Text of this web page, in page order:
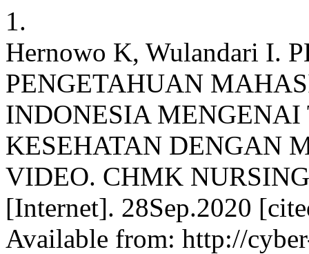
1.
Hernowo K, Wulandari I.
PENGETAHUAN
INDONESIA
KESEHATAN DENGAN
VIDEO. CHMK
[Internet]. 28Sep.2020
Available from: http://